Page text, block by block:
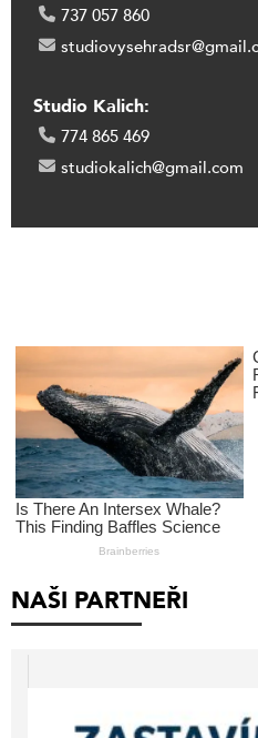
737 057 860
Studio Kalich:
774 865 469
studiokalich@gmail.com
NAŠI PARTNEŘI